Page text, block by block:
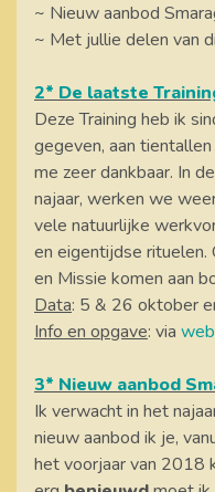
~ Nieuw aanbod
~ Met jullie delen van
2* De laatste
Deze Training heb ik
gegeven, aan
me zeer dankbaar. In
najaar, werken we
vele natuurlijke
en eigentijdse rituelen.
en Missie komen aan
Data: 5 & 26 oktober
Info en opgave: via
3* Nieuw aanbod
Ik verwacht in het
nieuw aanbod ik je,
het voorjaar van 2018